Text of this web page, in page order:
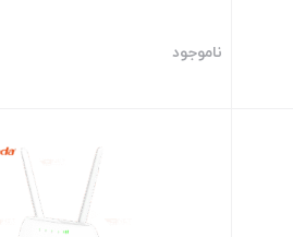
ناموجود